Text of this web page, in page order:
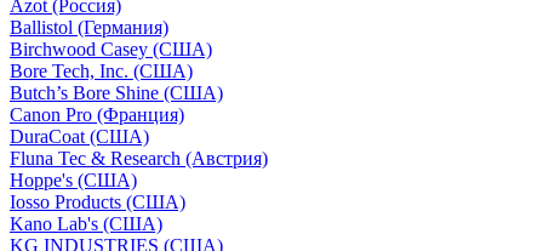
Azot (Россия)
Ballistol (Германия)
Birchwood Casey (США)
Bore Tech, Inc. (США)
Butch’s Bore Shine (СШA)
Canon Pro (Франция)
DuraCoat (США)
Fluna Tec & Research (Австрия)
Hoppe's (США)
Iosso Products (США)
Kano Lab's (США)
KG INDUSTRIES (США)